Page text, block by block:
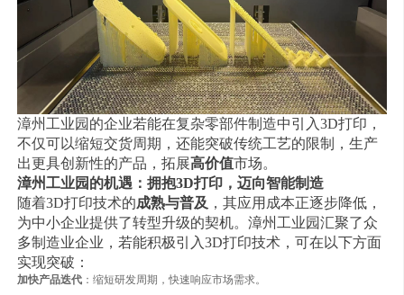
漳州工业园的企业若能在复杂零部件制造中引入3D打印，
不仅可以缩短交货周期，还能突破传统工艺的限制，生产
出更具创新性的产品，拓展高价值市场。
漳州工业园的机遇：拥抱3D打印，迈向智能制造
随着3D打印技术的成熟与普及 ，其应用成本正逐步降低，
为中小企业提供了转型升级的契机。漳州工业园汇聚了众
多制造业企业，若能积极引入3D打印技术，可在以下方面
实现突破：
加快产品迭代 ：缩短研发周期，快速响应市场需求。